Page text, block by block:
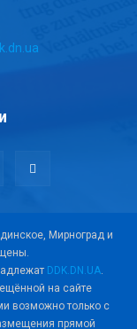
Мирноград и
DDK.DN.UA.
на сайте
возможно только с
прямой